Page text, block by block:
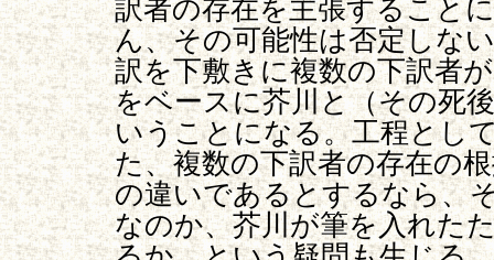
訳者の存在を主張すること
ん、その可能性は否定しな
訳を下敷きに複数の下訳者
をベースに芥川と（その死
いうことになる。工程とし
た、複数の下訳者の存在の
の違いであるとするなら、
なのか、芥川が筆を入れた